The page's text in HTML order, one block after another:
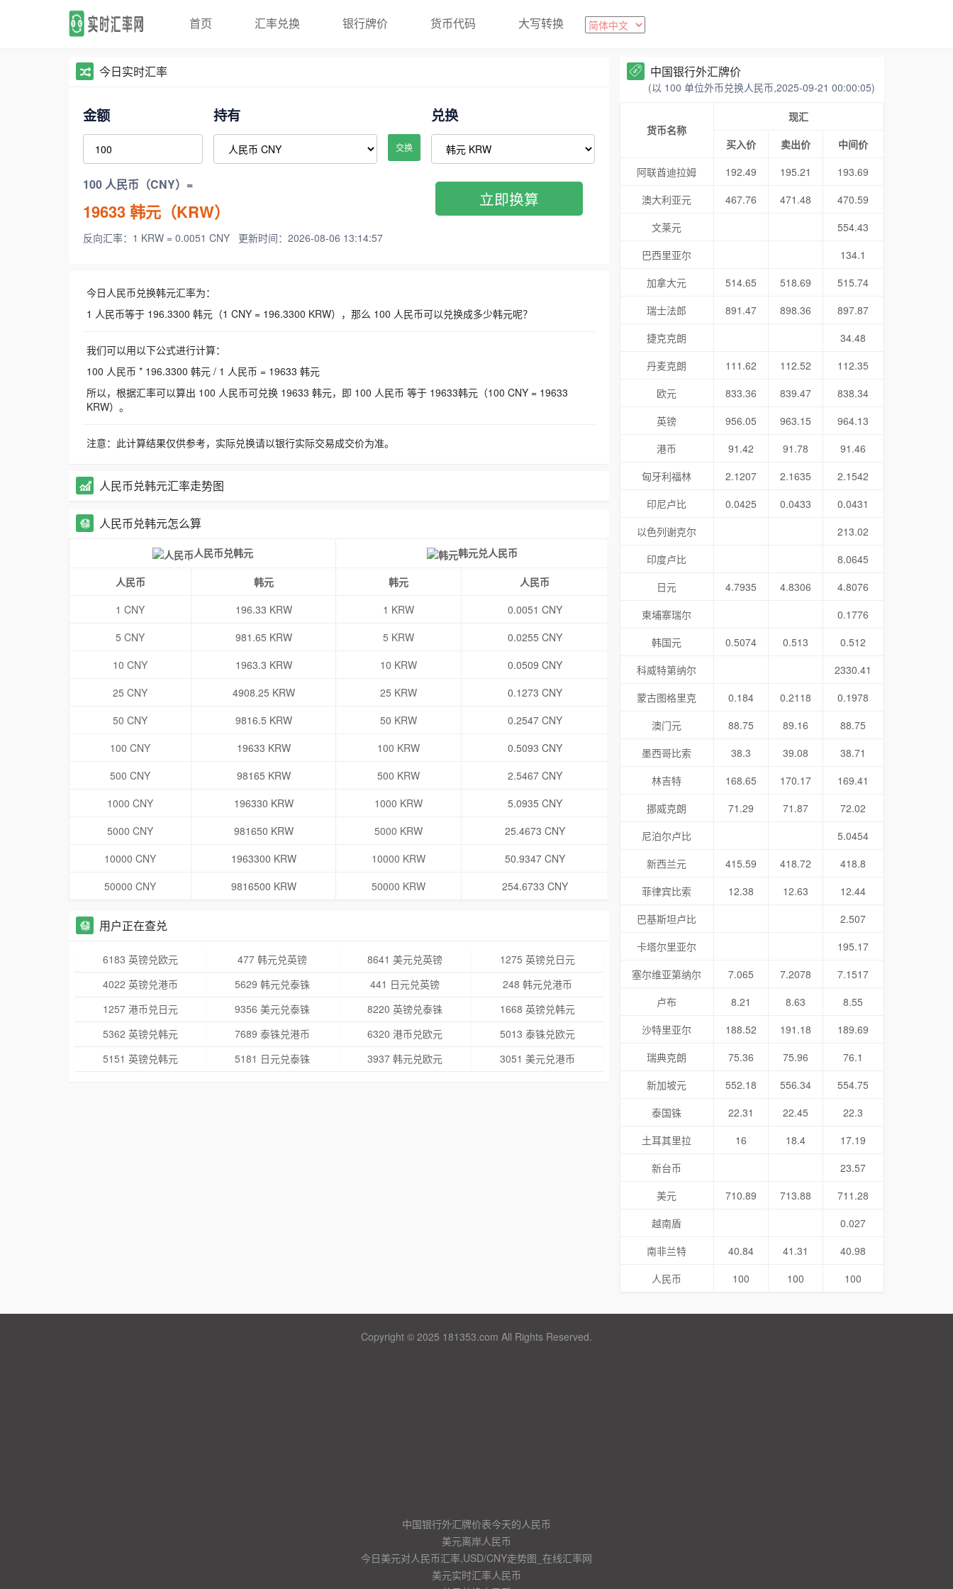
首页 汇率兑换 银行牌价 货币代码 大写转换
今日实时汇率
金额 持有
交换
兑换
100 人民币（CNY）=
19633韩元（KRW）
反向汇率：1 KRW = 0.0051 CNY 更新时间：2026-08-06 13:14:57
立即换算
今日人民币兑换韩元汇率为：
1 人民币等于 196.3300 韩元（1 CNY = 196.3300 KRW），那么 100 人民币可以兑换成多少韩元呢？
我们可以用以下公式进行计算：
100 人民币 * 196.3300 韩元 / 1 人民币 = 19633 韩元
所以，根据汇率可以算出 100 人民币可兑换 19633 韩元，即 100 人民币 等于 19633韩元（100 CNY = 19633
KRW）。
注意：此计算结果仅供参考，实际兑换请以银行实际交易成交价为准。
人民币兑韩元汇率走势图
人民币兑韩元怎么算
人民币兑韩元 韩元兑人民币
人民币 韩元 韩元
人民币
1 CNY
196.33 KRW 1 KRW
0.0051 CNY
5 CNY
981.65 KRW 5 KRW
0.0255 CNY
10 CNY
1963.3 KRW 10 KRW
0.0509 CNY
25 CNY
4908.25 KRW 25 KRW
0.1273 CNY
50 CNY
9816.5 KRW 50 KRW
0.2547 CNY
100 CNY
19633 KRW 100 KRW
0.5093 CNY
500 CNY
98165 KRW 500 KRW
2.5467 CNY
1000 CNY
196330 KRW 1000 KRW
5.0935 CNY
5000 CNY
981650 KRW 5000 KRW
25.4673 CNY
10000 CNY
1963300 KRW 10000 KRW
50.9347 CNY
50000 CNY
9816500 KRW 50000 KRW 254.6733 CNY
用户正在查兑
6183 英镑兑欧元 477 韩元兑英镑 8641 美元兑英镑
1275 英镑兑日元
4022 英镑兑港币
5629 韩元兑泰铢 441 日元兑英镑
248 韩元兑港币
1257 港币兑日元
9356 美元兑泰铢 8220 英镑兑泰铢
1668 英镑兑韩元
5362 英镑兑韩元
7689 泰铢兑港币 6320 港币兑欧元
5013 泰铢兑欧元
5151 英镑兑韩元
5181 日元兑泰铢 3937 韩元兑欧元 3051 美元兑港币
中国银行外汇牌价
(以 100 单位外币兑换人民币,2025-09-21 00:00:05)
货币名称
现汇
买入价
卖出价
中间价
阿联酋迪拉姆
192.49 195.21
193.69
澳大利亚元
467.76 471.48
470.59
文莱元
554.43
巴西里亚尔
134.1
加拿大元
514.65 518.69
515.74
瑞士法郎
891.47 898.36
897.87
捷克克朗
34.48
丹麦克朗
111.62 112.52
112.35
欧元
833.36 839.47
838.34
英镑
956.05 963.15
964.13
港币
91.42 91.78
91.46
匈牙利福林
2.1207 2.1635
2.1542
印尼卢比
0.0425 0.0433
0.0431
以色列谢克尔
213.02
印度卢比
8.0645
日元
4.7935 4.8306
4.8076
柬埔寨瑞尔
0.1776
韩国元
0.5074 0.513
0.512
科威特第纳尔
2330.41
蒙古图格里克
0.184 0.2118
0.1978
澳门元
88.75 89.16
88.75
墨西哥比索
38.3 39.08
38.71
林吉特
168.65 170.17
169.41
挪威克朗
71.29 71.87
72.02
尼泊尔卢比
5.0454
新西兰元
415.59 418.72
418.8
菲律宾比索
12.38 12.63
12.44
巴基斯坦卢比
2.507
卡塔尔里亚尔
195.17
塞尔维亚第纳尔
7.065 7.2078
7.1517
卢布
8.21 8.63
8.55
沙特里亚尔
188.52 191.18
189.69
瑞典克朗
75.36 75.96
76.1
新加坡元
552.18 556.34
554.75
泰国铢
22.31 22.45
22.3
土耳其里拉
16 18.4
17.19
新台币
23.57
美元
710.89 713.88
711.28
越南盾
0.027
南非兰特
40.84 41.31
40.98
人民币
100 100 100
Copyright © 2025 181353.com All Rights Reserved.
中国银行外汇牌价表今天的人民币
美元离岸人民币
今日美元对人民币汇率,USD/CNY走势图_在线汇率网
美元实时汇率人民币